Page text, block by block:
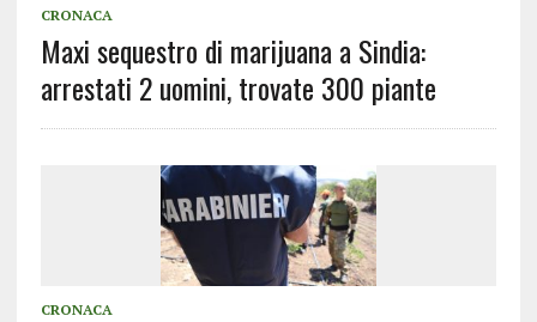
CRONACA
Maxi sequestro di marijuana a Sindia:
arrestati 2 uomini, trovate 300 piante
CRONACA